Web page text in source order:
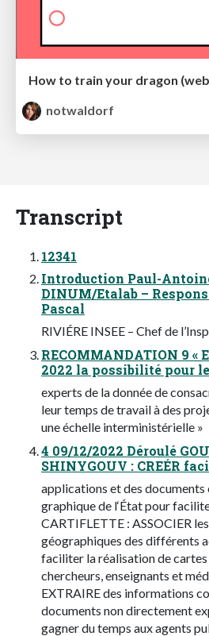
How to train your dragon
notwaldorf
Transcript
12341
Introduction Paul-
DINUM/Etalab –
Pascal
RIVIÉRE INSEE – Chef de
RECOMMANDATION 9 «
2022 la possibilité pour
experts de la donnée de
leur temps de travail à des
une échelle interministérielle »
4 09/12/2022 Déroulé
SHINYGOUV : CREÉR
applications et des
graphique de l‘État pour
CARTIFLETTE : ASSOCIER
géographiques des différents
faciliter la réalisation de
chercheurs, enseignants et
EXTRAIRE des informations
documents non directement
gagner du temps aux agents